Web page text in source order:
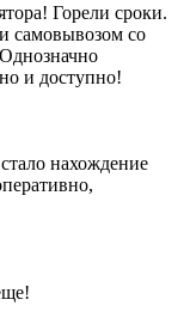
Горели сроки.
самовывозом со
и доступно!
нахождение